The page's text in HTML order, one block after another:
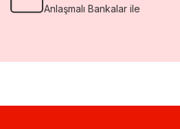
Anlaşmalı Bankalar ile